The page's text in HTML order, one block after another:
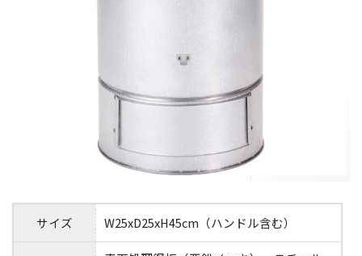
サイズ W25xD25xH45cm（ハンドル含む）